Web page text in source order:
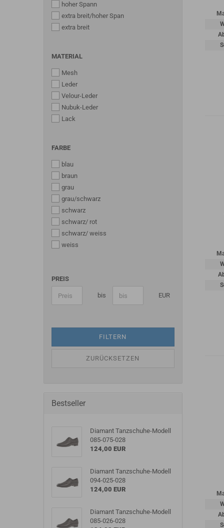
hoher Spann
extra breit/hoher Span
extra breit
MATERIAL
Mesh
Leder
Velour-Leder
Nubuk-Leder
Lack
FARBE
blau
braun
grau
grau/schwarz
schwarz
schwarz/ rot
schwarz/ weiss
weiss
PREIS
bis EUR
FILTERN
ZURÜCKSETZEN
Bestseller
Diamant Tanzschuhe-Modell
085-075-028
124,00 EUR
Diamant Tanzschuhe-Modell
094-025-028
124,00 EUR
Diamant Tanzschuhe-Modell
085-026-028